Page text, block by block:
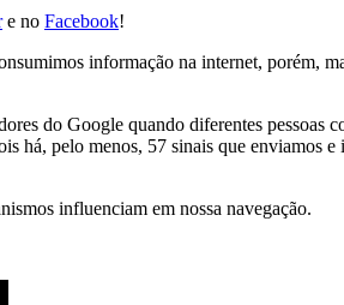
e no Facebook!
informação na internet, porém,
do Google quando diferentes pessoas
há, pelo menos, 57 sinais que
influenciam em nossa navegação.